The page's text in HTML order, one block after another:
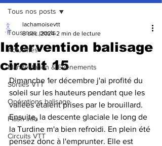
Tous nos posts
Actualités
Manifestation & Evènements
Sorties VTT
Opérations balisage
Flash info
Circuits VTT
Tous nos posts
Intervention balisage
circuit 15
lachamoisevtt
8 déc. 2024 2 min de lecture
Dimanche 1er décembre j'ai profité du
soleil sur les hauteurs pendant que les
vallées étaient prises par le brouillard.
Ensuite, la descente glaciale le long de
la Turdine m'a bien refroidi. En plein été
pensez donc à l'emprunter. Elle est